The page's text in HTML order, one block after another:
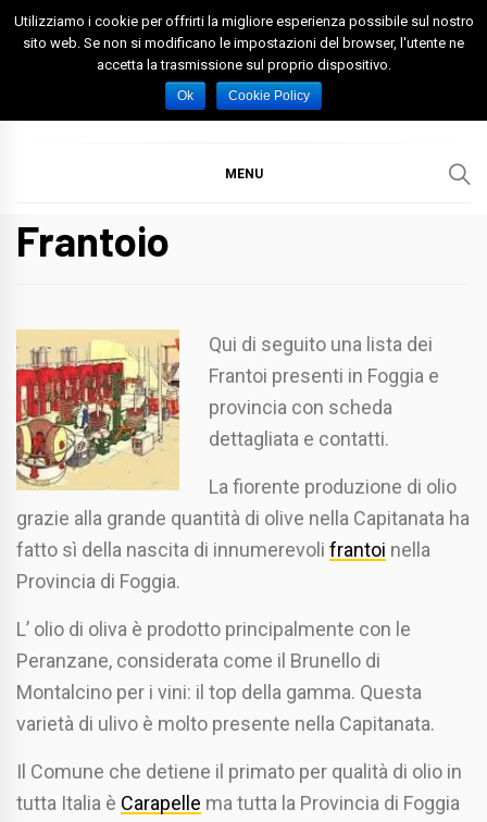
Skip
Spazio Foggia
Foggia News Calcio Eventi e Attività nella Capitanata
MENU
Frantoio
Qui di seguito una lista dei
Frantoi presenti in Foggia e
provincia con scheda
dettagliata e contatti.
La fiorente produzione di olio
grazie alla grande quantità di olive nella Capitanata ha
fatto sì della nascita di innumerevoli frantoi nella
Provincia di Foggia.
L’ olio di oliva è prodotto principalmente con le
Peranzane, considerata come il Brunello di
Montalcino per i vini: il top della gamma. Questa
varietà di ulivo è molto presente nella Capitanata.
Il Comune che detiene il primato per qualità di olio in
tutta Italia è Carapelle ma tutta la Provincia di Foggia
Utilizziamo i cookie per offrirti la migliore esperienza possibile sul nostro
sito web. Se non si modificano le impostazioni del browser, l'utente ne
accetta la trasmissione sul proprio dispositivo.
Ok Cookie Policy